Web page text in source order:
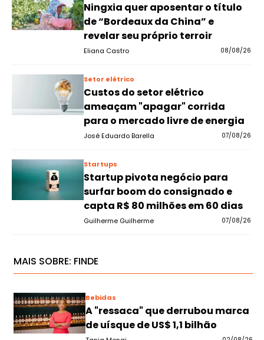
Ningxia quer aposentar o título
de “Bordeaux da China” e
revelar seu próprio terroir
Eliana Castro 08/08/26
Setor elétrico
Custos do setor elétrico
ameaçam "apagar" corrida
para o mercado livre de energia
José Eduardo Barella 07/08/26
Startups
Startup pivota negócio para
surfar boom do consignado e
capta R$ 80 milhões em 60 dias
Guilherme Guilherme 07/08/26
MAIS SOBRE: FINDE
Bebidas
A "ressaca" que derrubou marca
de uísque de US$ 1,1 bilhão